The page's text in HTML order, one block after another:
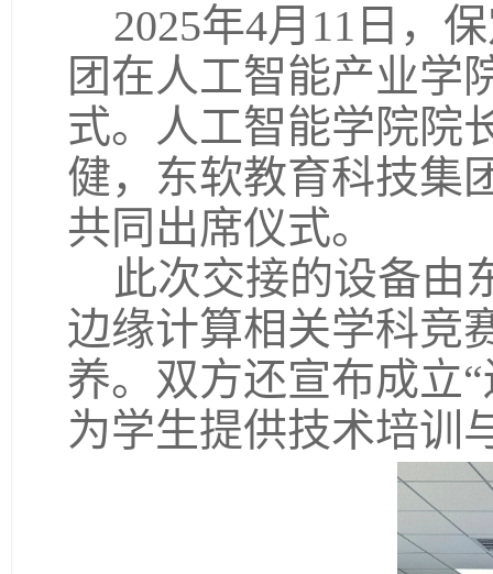
2025年4月11日，
团在人工智能产业学
式。人工智能学院院
健，东软教育科技集
共同出席仪式。
此次交接的设备由
边缘计算相关学科竞
养。双方还宣布成立
为学生提供技术培训